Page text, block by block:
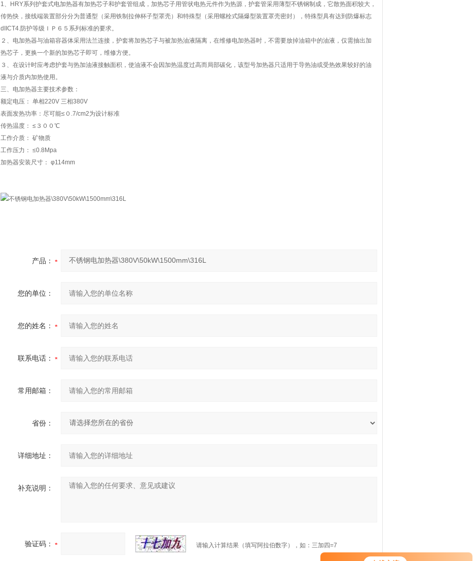
1、HRY系列护套式电加热器有加热芯子和护套管组成，加热芯子用管状电热元件作为热源，护套管采用薄型不锈钢制成，它散热面积较大，
传热快，接线端装置部分分为普通型（采用铁制拉伸杯子型罩壳）和特殊型（采用螺栓式隔爆型装置罩壳密封），特殊型具有达到防爆标志
dIICT4.防护等级ＩＰ６５系列标准的要求。
２、电加热器与油箱容器体采用法兰连接，护套将加热芯子与被加热油液隔离，在维修电加热器时，不需要放掉油箱中的油液，仅需抽出加
热芯子，更换一个新的加热芯子即可，维修方便。
３、在设计时应考虑护套与热加油液接触面积，使油液不会因加热温度过高而局部碳化，该型号加热器只适用于导热油或受热效果较好的油
液与介质内加热使用。
三、电加热器主要技术参数：
额定电压： 单相220V 三相380V
表面发热功率：尽可能≤０.7/cm2为设计标准
传热温度： ≤３００℃
工作介质： 矿物质
工作压力： ≤0.8Mpa
加热器安装尺寸： φ114mm
产品：
您的单位：
您的姓名：
联系电话：
常用邮箱：
省份：
详细地址：
补充说明：
验证码： 请输入计算结果（填写阿拉伯数字），如：三加四=7